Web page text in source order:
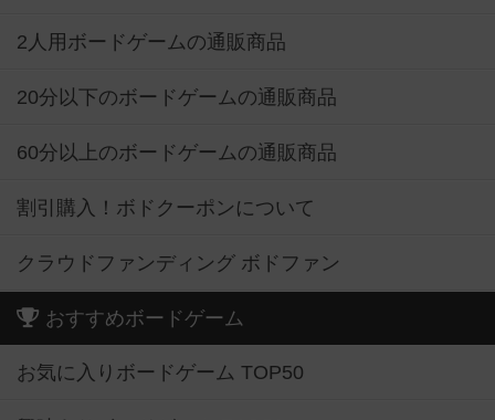
2人用ボードゲームの通販商品
20分以下のボードゲームの通販商品
60分以上のボードゲームの通販商品
割引購入！ボドクーポンについて
クラウドファンディング ボドファン
おすすめボードゲーム
お気に入りボードゲーム TOP50